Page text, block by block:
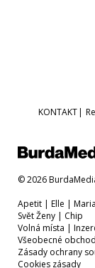
KONTAKT|
© 2026
Apetit | Elle |
Svět Ženy | Chip
Volná místa |
Všeobecné
Zásady ochrany
Cookies zásady